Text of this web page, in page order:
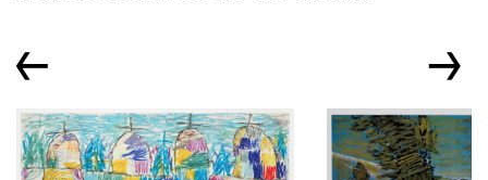
← →